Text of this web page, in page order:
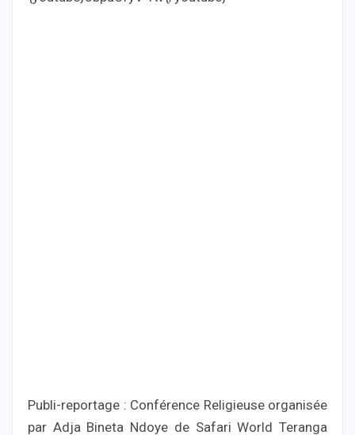
Publi-reportage : Conférence Religieuse organisée
par Adja Bineta Ndoye de Safari World Teranga